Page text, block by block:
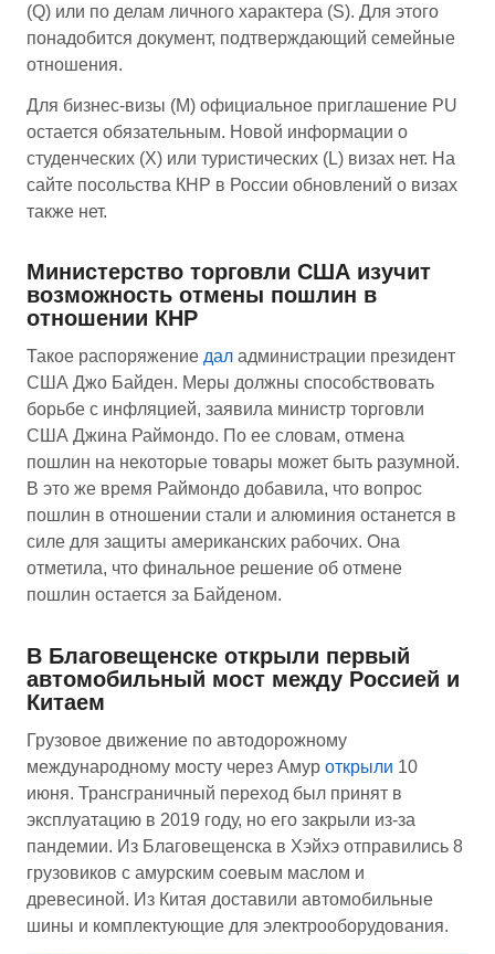
(Q) или по делам личного характера (S). Для этого
понадобится документ, подтверждающий семейные
отношения.
Для бизнес-визы (M) официальное приглашение PU
остается обязательным. Новой информации о
студенческих (X) или туристических (L) визах нет. На
сайте посольства КНР в России обновлений о визах
также нет.
Министерство торговли США изучит
возможность отмены пошлин в
отношении КНР
Такое распоряжение дал администрации президент
США Джо Байден. Меры должны способствовать
борьбе с инфляцией, заявила министр торговли
США Джина Раймондо. По ее словам, отмена
пошлин на некоторые товары может быть разумной.
В это же время Раймондо добавила, что вопрос
пошлин в отношении стали и алюминия останется в
силе для защиты американских рабочих. Она
отметила, что финальное решение об отмене
пошлин остается за Байденом.
В Благовещенске открыли первый
автомобильный мост между Россией и
Китаем
Грузовое движение по автодорожному
международному мосту через Амур открыли 10
июня. Трансграничный переход был принят в
эксплуатацию в 2019 году, но его закрыли из-за
пандемии. Из Благовещенска в Хэйхэ отправились 8
грузовиков с амурским соевым маслом и
древесиной. Из Китая доставили автомобильные
шины и комплектующие для электрооборудования.